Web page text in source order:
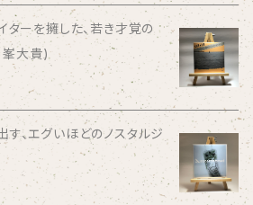
ターを擁した、若き才覚の
峯大貴)
、エグいほどのノスタルジ